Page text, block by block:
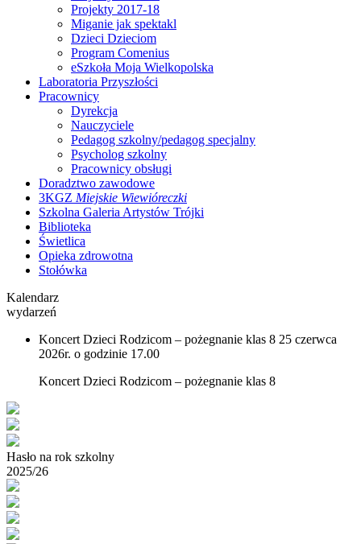
Projekty 2017-18
Miganie jak spektakl
Dzieci Dzieciom
Program Comenius
eSzkoła Moja Wielkopolska
Laboratoria Przyszłości
Pracownicy
Dyrekcja
Nauczyciele
Pedagog szkolny/pedagog specjalny
Psycholog szkolny
Pracownicy obsługi
Doradztwo zawodowe
3KGZ Miejskie Wiewióreczki
Szkolna Galeria Artystów Trójki
Biblioteka
Świetlica
Opieka zdrowotna
Stołówka
Kalendarz
wydarzeń
Koncert Dzieci Rodzicom – pożegnanie klas 8 25 czerwca
2026r. o godzinie 17.00
Koncert Dzieci Rodzicom – pożegnanie klas 8
Hasło na rok szkolny
2025/26